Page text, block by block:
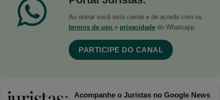
Ao entrar você está ciente e de acordo com os
termos de uso e privacidade do Whatsapp.
PARTICIPE DO CANAL
Acompanhe o Juristas no Google News